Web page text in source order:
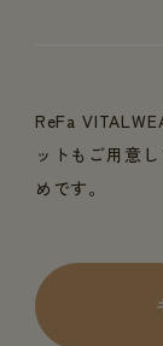
ReFa
ットもご用意
めです。